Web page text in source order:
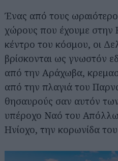
Ένας από τους
χώρους που έχουμε στην
κέντρο του κόσμου, οι
βρίσκονται ως γνωστόν
από την Αράχωβα,
από την πλαγιά του
θησαυρούς σαν αυτόν
υπέροχο Ναό του
Ηνίοχο, την κορωνίδα